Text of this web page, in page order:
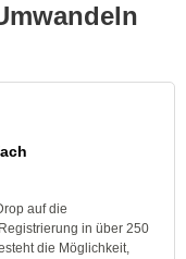
auf die
in über 250
die Möglichkeit,